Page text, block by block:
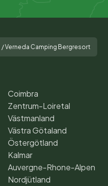
/Verneda Camping Bergresort
Coimbra
Zentrum-Loiretal
Västmanland
Västra Götaland
Östergötland
Kalmar
Auvergne-Rhone-Alpen
Nordjütland